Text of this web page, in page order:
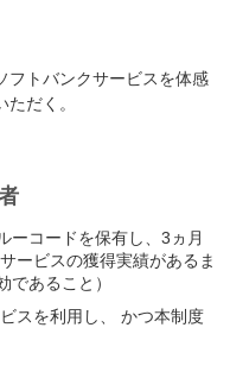
フトバンクサービスを体感
だく。
ーコードを保有し、3ヵ月
ービスの獲得実績があるま
であること）
スを利用し、 かつ本制度